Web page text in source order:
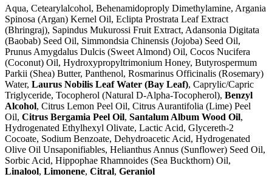
Aqua, Cetearylalcohol, Behenamidoproply Dimethylamine, Argania
Spinosa (Argan) Kernel Oil, Eclipta Prostrata Leaf Extract
(Bhringraj), Sapindus Mukurossi Fruit Extract, Adansonia Digitata
(Baobab) Seed Oil, Simmondsia Chinensis (Jojoba) Seed Oil,
Prunus Amygdalus Dulcis (Sweet Almond) Oil, Cocos Nucifera
(Coconut) Oil, Hydroxypropyltrimonium Honey, Butyrospermum
Parkii (Shea) Butter, Panthenol, Rosmarinus Officinalis (Rosemary)
Water, Laurus Nobilis Leaf Water (Bay Leaf), Caprylic/Capric
Triglyceride, Tocopherol (Natural D-Alpha-Tocopherol), Benzyl
Alcohol, Citrus Lemon Peel Oil, Citrus Aurantifolia (Lime) Peel
Oil, Citrus Bergamia Peel Oil, Santalum Album Wood Oil,
Hydrogenated Ethylhexyl Olivate, Lactic Acid, Glycereth-2
Cocoate, Sodium Benzoate, Dehydroacetic Acid, Hydrogenated
Olive Oil Unsaponifiables, Helianthus Annus (Sunflower) Seed Oil,
Sorbic Acid, Hippophae Rhamnoides (Sea Buckthorn) Oil,
Linalool, Limonene, Citral, Geraniol